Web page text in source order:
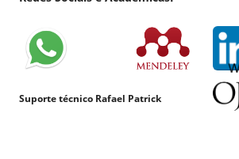
Suporte técnico Rafael Patrick